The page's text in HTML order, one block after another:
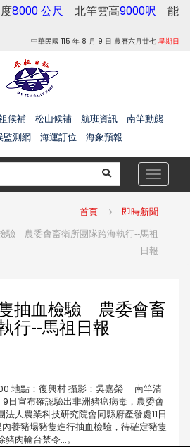
8000 公尺 北竿雲高9000呎 能
中華民國 115 年 8 月 9 日 農曆六月廿七 星期日
候補 松山候補 航班資訊
南竿動態
監測網 海運訂位 海象預報
Toggle
首頁 即時新聞
驗 農委會畜衛所團隊跨海執行--馬祖
日報
抽血檢驗 農委會畜
行--馬祖日報
地點：復興村 攝影：吳嘉榮 南竿清
日宣布確認驗出非洲豬瘟病毒，農委會
人農業科技研究院會同縣府產發處11日
養豬場豬隻進行抽血檢驗，待確定豬隻
肉輸台禁令...。